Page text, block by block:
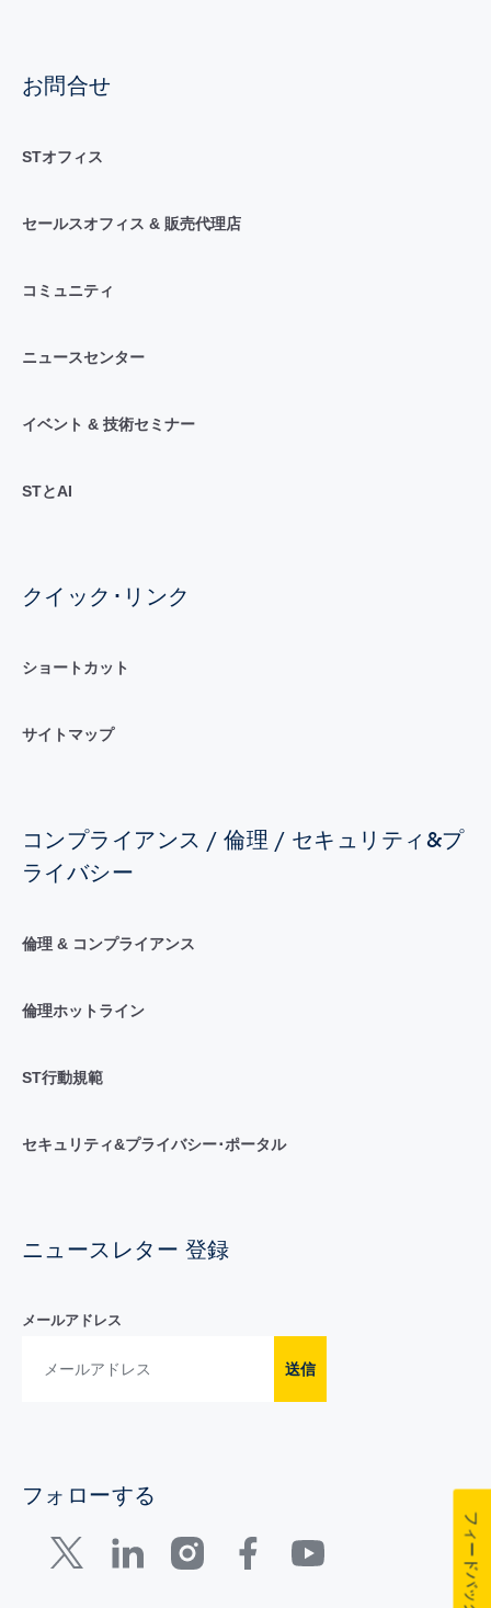
お問合せ
STオフィス
セールスオフィス & 販売代理店
コミュニティ
ニュースセンター
イベント & 技術セミナー
STとAI
クイック･リンク
ショートカット
サイトマップ
コンプライアンス / 倫理 / セキュリティ&プ
ライバシー
倫理 & コンプライアンス
倫理ホットライン
ST行動規範
セキュリティ&プライバシー･ポータル
ニュースレター 登録
メールアドレス
送信
フォローする
フィードバック